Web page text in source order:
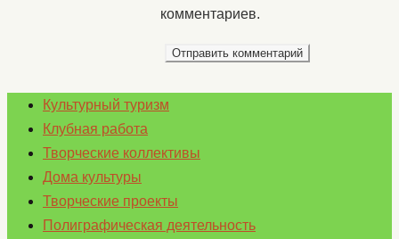
комментариев.
Культурный туризм
Клубная работа
Творческие коллективы
Дома культуры
Творческие проекты
Полиграфическая деятельность